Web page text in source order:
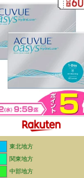
東北地方
関東地方
中部地方